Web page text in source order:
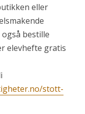
eller
bestille
elevhefte gratis
stott-